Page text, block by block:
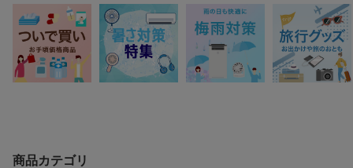
カード
電源
【バッテリーパック使用時】：7.2V【
別売ACアダプター使用時】： 9.0V / 3.0
A (別売 DMW-AC11）
USB充電・給電
USB充電+給電
商品カテゴリ